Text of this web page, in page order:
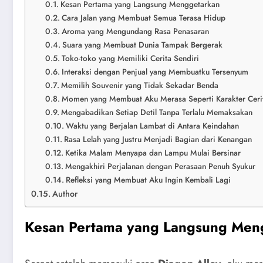
Kesan Pertama yang Langsung Menggetarkan
Cara Jalan yang Membuat Semua Terasa Hidup
Aroma yang Mengundang Rasa Penasaran
Suara yang Membuat Dunia Tampak Bergerak
Toko-toko yang Memiliki Cerita Sendiri
Interaksi dengan Penjual yang Membuatku Tersenyum
Memilih Souvenir yang Tidak Sekadar Benda
Momen yang Membuat Aku Merasa Seperti Karakter
Mengabadikan Setiap Detil Tanpa Terlalu Memaksakan
Waktu yang Berjalan Lambat di Antara Keindahan
Rasa Lelah yang Justru Menjadi Bagian dari Kenangan
Ketika Malam Menyapa dan Lampu Mulai Bersinar
Mengakhiri Perjalanan dengan Perasaan Penuh Syukur
Refleksi yang Membuat Aku Ingin Kembali Lagi
Author
Kesan Pertama yang Langsung